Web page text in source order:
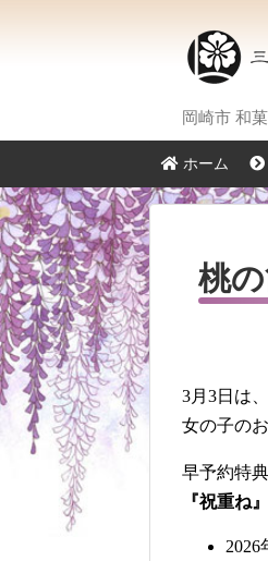
岡崎市 和
ホーム
桃
3月3日は
女の子の
早予約特
『祝重ね』
2026